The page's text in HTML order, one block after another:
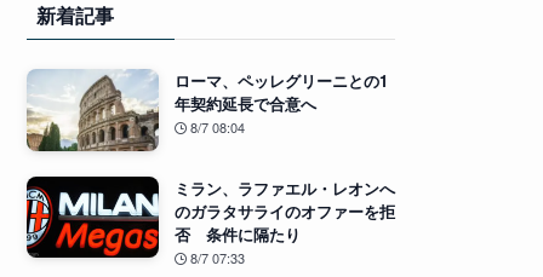
新着記事
ローマ、ペッレグリーニとの1
年契約延長で合意へ
8/7 08:04
ミラン、ラファエル・レオンへ
のガラタサライのオファーを拒
否 条件に隔たり
8/7 07:33